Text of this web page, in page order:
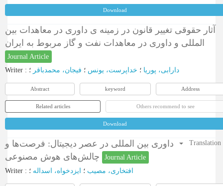
Download
آثار حقوقی تغییر قانون در زمینه ی داوری در معاهدات بین
المللی و داوری در معاهدات نفت و گاز مربوط به ایران
Journal Article
Writer : دارابی، پوریا ؛ خداپرست، یونس ؛ فیجان، محمدباقر ؛
Abstract keyword Address
Related articles Others recommend to see
Download
داوری بین المللی در عصر دیجیتال: فرصت‌ها و
Journal Article
Translation
Writer : افتخاری، مصیب ؛ ایزدخواه، اسداله ؛